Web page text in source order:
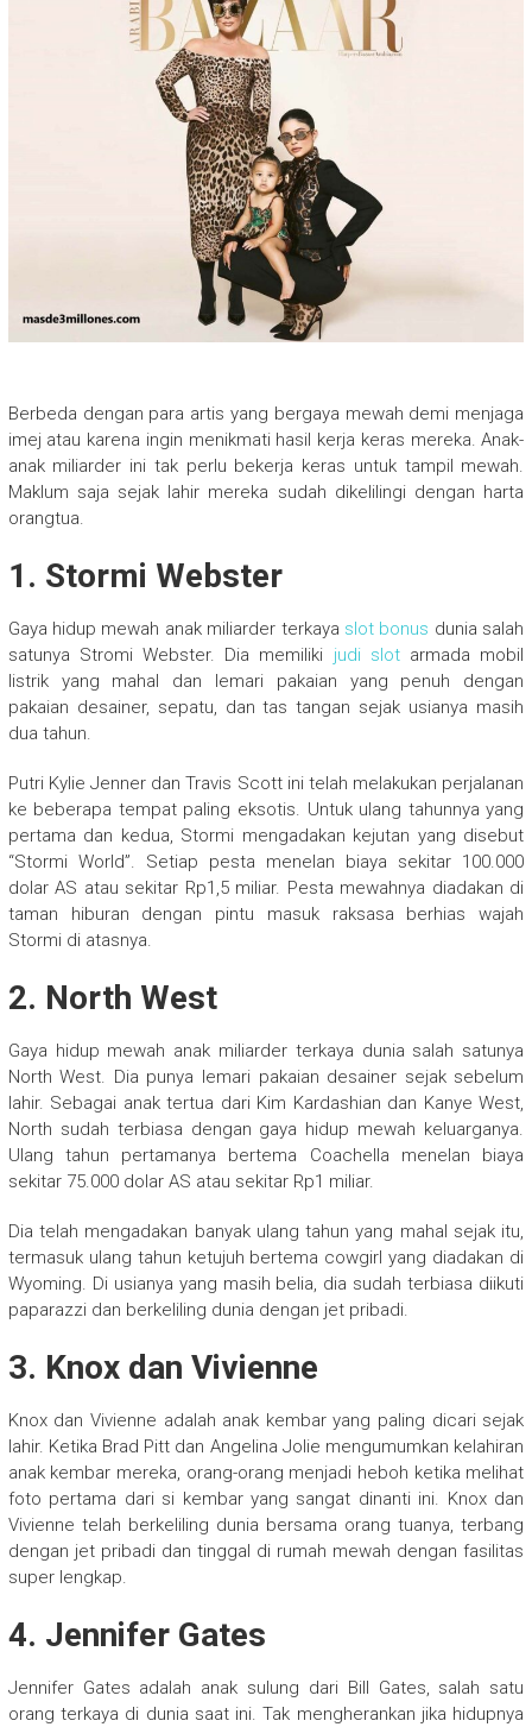
Berbeda dengan para artis yang bergaya mewah demi menjaga
imej atau karena ingin menikmati hasil kerja keras mereka. Anak-
anak miliarder ini tak perlu bekerja keras untuk tampil mewah.
Maklum saja sejak lahir mereka sudah dikelilingi dengan harta
orangtua.
1. Stormi Webster
Gaya hidup mewah anak miliarder terkaya slot bonus dunia salah
satunya Stromi Webster. Dia memiliki judi slotarmada mobil
listrik yang mahal dan lemari pakaian yang penuh dengan
pakaian desainer, sepatu, dan tas tangan sejak usianya masih
dua tahun.
Putri Kylie Jenner dan Travis Scott ini telah melakukan perjalanan
ke beberapa tempat paling eksotis. Untuk ulang tahunnya yang
pertama dan kedua, Stormi mengadakan kejutan yang disebut
“Stormi World”. Setiap pesta menelan biaya sekitar 100.000
dolar AS atau sekitar Rp1,5 miliar. Pesta mewahnya diadakan di
taman hiburan dengan pintu masuk raksasa berhias wajah
Stormi di atasnya.
2. North West
Gaya hidup mewah anak miliarder terkaya dunia salah satunya
North West. Dia punya lemari pakaian desainer sejak sebelum
lahir. Sebagai anak tertua dari Kim Kardashian dan Kanye West,
North sudah terbiasa dengan gaya hidup mewah keluarganya.
Ulang tahun pertamanya bertema Coachella menelan biaya
sekitar 75.000 dolar AS atau sekitar Rp1 miliar.
Dia telah mengadakan banyak ulang tahun yang mahal sejak itu,
termasuk ulang tahun ketujuh bertema cowgirl yang diadakan di
Wyoming. Di usianya yang masih belia, dia sudah terbiasa diikuti
paparazzi dan berkeliling dunia dengan jet pribadi.
3. Knox dan Vivienne
Knox dan Vivienne adalah anak kembar yang paling dicari sejak
lahir. Ketika Brad Pitt dan Angelina Jolie mengumumkan kelahiran
anak kembar mereka, orang-orang menjadi heboh ketika melihat
foto pertama dari si kembar yang sangat dinanti ini. Knox dan
Vivienne telah berkeliling dunia bersama orang tuanya, terbang
dengan jet pribadi dan tinggal di rumah mewah dengan fasilitas
super lengkap.
4. Jennifer Gates
Jennifer Gates adalah anak sulung dari Bill Gates, salah satu
orang terkaya di dunia saat ini. Tak mengherankan jika hidupnya